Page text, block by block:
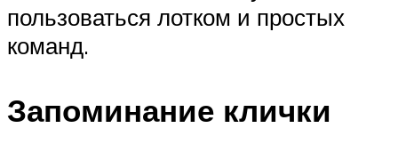
пользоваться лотком и простых
команд.
Запоминание клички